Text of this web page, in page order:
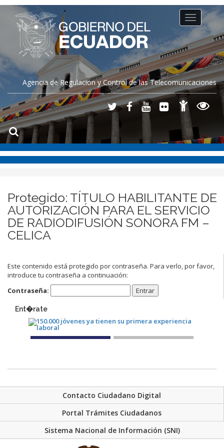
Agencia de Regulación y Control de las Telecomunicaciones
Toggle
navigation
Protegido: TÍTULO HABILITANTE DE
AUTORIZACIÓN PARA EL SERVICIO
DE RADIODIFUSIÓN SONORA FM –
CELICA
Este contenido está protegido por contraseña. Para verlo, por favor,
introduce tu contraseña a continuación:
Contraseña:
Ent�rate
Contacto Ciudadano Digital
Portal Trámites Ciudadanos
Sistema Nacional de Información (SNI)